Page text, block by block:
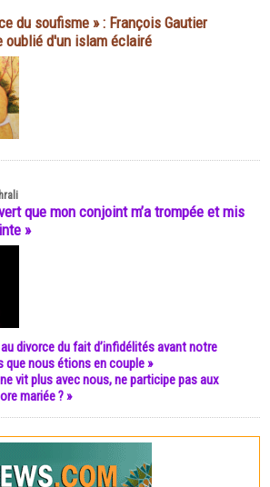
du soufisme » : François Gautier
d'un islam éclairé
que mon conjoint m’a trompée et mis
»
au divorce du fait d’infidélités avant notre
que nous étions en couple »
vit plus avec nous, ne participe pas aux
mariée ? »